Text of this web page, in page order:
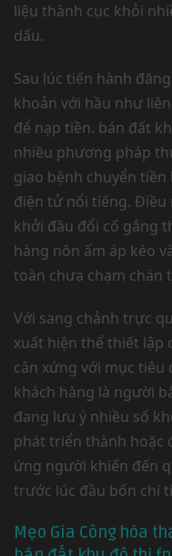
liệu thành cục khỏi
dấu.
Sau lúc tiến hành
khoản với hầu như
để nạp tiền. bán đất
nhiều phương pháp
giao bệnh chuyển
điện tử nổi tiếng. Điều
khởi đầu đổi cố gắng
hàng nôn ấm áp kéo
toàn chưa chạm chán
Với sang chảnh trực
xuất hiện thể thiết lập
cân xứng với mục tiêu
khách hàng là người
đang lưu ý nhiều số
phát triển thành hoặc
ứng người khiến đến
trước lúc đầu bốn chi
Mẹo Gia Công hóa